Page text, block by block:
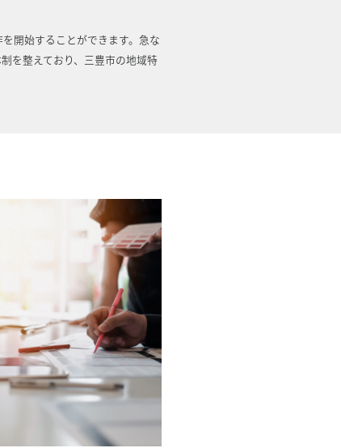
開始することができます。急な
を整えており、三豊市の地域特